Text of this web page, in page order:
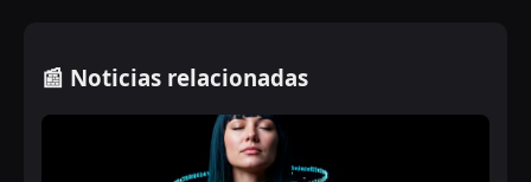
📰 Noticias relacionadas